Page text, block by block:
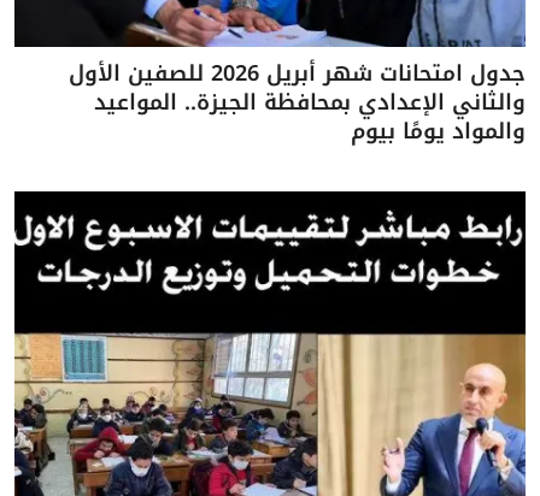
جدول امتحانات شهر أبريل 2026 للصفين الأول
والثاني الإعدادي بمحافظة الجيزة.. المواعيد
والمواد يومًا بيوم